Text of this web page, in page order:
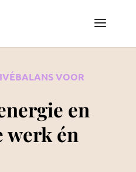
VOOR
en
werk én